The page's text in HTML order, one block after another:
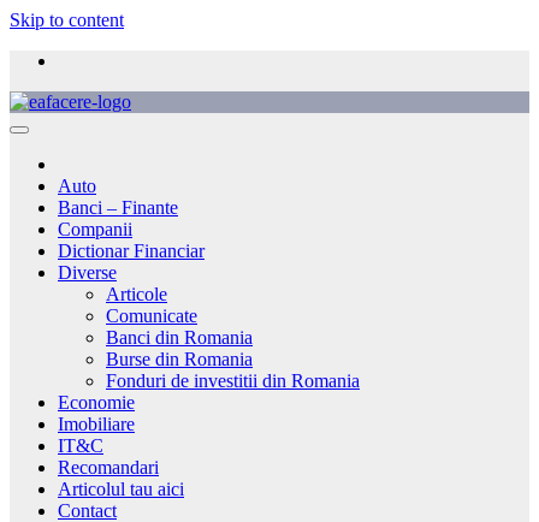
Skip to content
Auto
Banci – Finante
Companii
Dictionar Financiar
Diverse
Articole
Comunicate
Banci din Romania
Burse din Romania
Fonduri de investitii din Romania
Economie
Imobiliare
IT&C
Recomandari
Articolul tau aici
Contact